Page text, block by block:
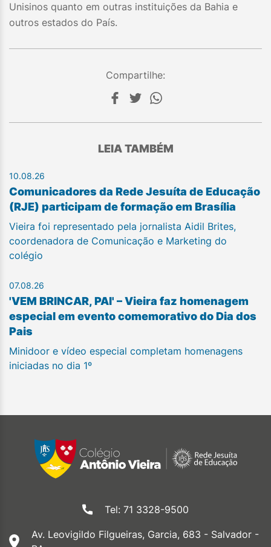
Unisinos quanto em outras instituições da Bahia e
outros estados do País.
Compartilhe:
LEIA TAMBÉM
10.08.26
Comunicadores da Rede Jesuíta de Educação
(RJE) participam de formação em Brasília
Vieira foi representado pela jornalista Aidil Brites,
coordenadora de Comunicação e Marketing do
colégio
07.08.26
'VEM BRINCAR, PAI' – Vieira faz homenagem
especial em evento comemorativo do Dia dos
Pais
Minidoor e vídeo especial completam homenagens
iniciadas no dia 1º
Tel: 71 3328-9500
Av. Leovigildo Filgueiras, Garcia, 683 - Salvador -